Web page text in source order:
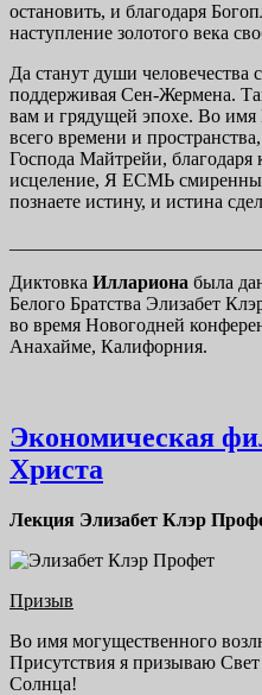
остановить, и благодаря
наступление золотого века
Да станут души
поддерживая Сен-Жермена.
вам и грядущей эпохе. Во имя
всего времени и
Господа Майтрейи, благодаря
исцеление, Я ЕСМЬ
познаете истину, и истина
Диктовка Иллариона была
Белого Братства Элизабет
во время Новогодней
Анахайме, Калифорния.
Экономическая
Христа
Лекция Элизабет Клэр
Призыв
Во имя могущественного
Присутствия я призываю
Солнца!